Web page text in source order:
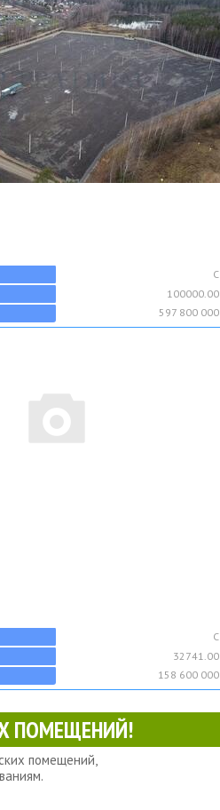
C
100000.00
597 800 000
C
32741.00
158 600 000
ПОМЕЩЕНИЙ!
помещений,